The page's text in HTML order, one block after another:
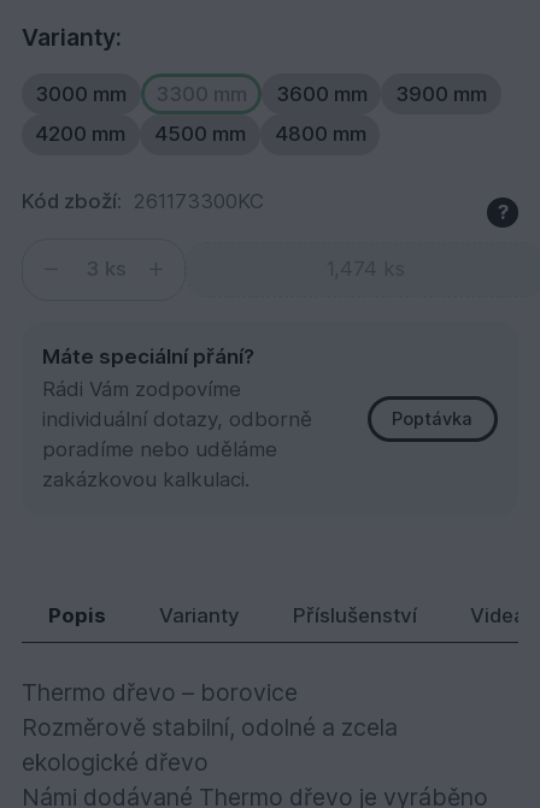
Varianty:
3000 mm 3300 mm 3600 mm
3900 mm
4200 mm
4500 mm 4800 mm
Kód zboží: 261173300KC ?
ks
Máte speciální přání?
Rádi Vám zodpovíme
individuální dotazy, odborně
poradíme nebo uděláme
zakázkovou kalkulaci.
Poptávka
Popis Varianty Příslušenství Videa
Thermo dřevo – borovice
Rozměrově stabilní, odolné a zcela
ekologické dřevo
Námi dodávané Thermo dřevo je vyráběno